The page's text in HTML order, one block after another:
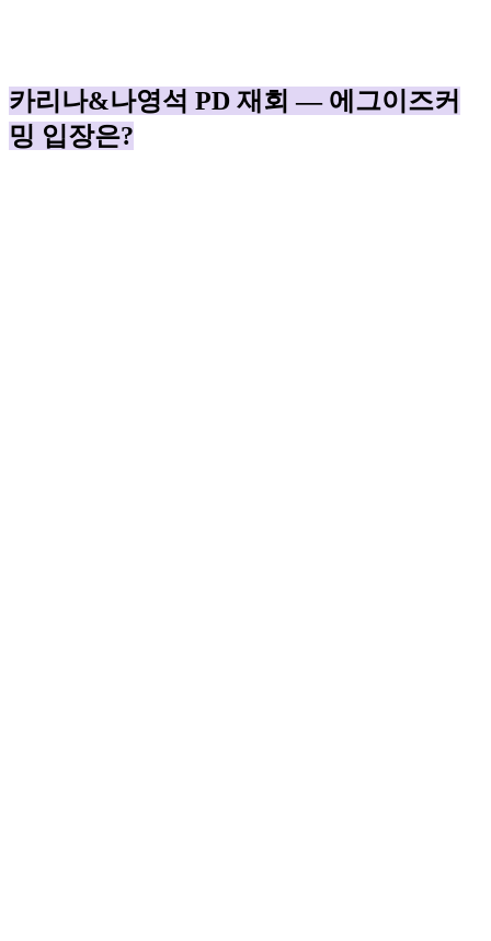
카리나&나영석 PD 재회 — 에그이즈커
밍 입장은?